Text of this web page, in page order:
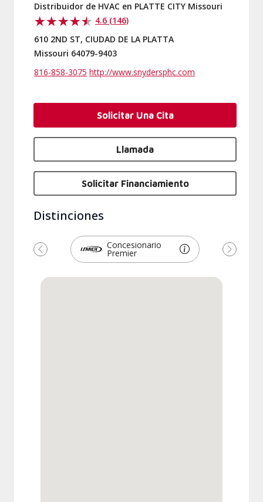
Distribuidor de HVAC en PLATTE CITY Missouri
4.6 (146)
610 2ND ST, CIUDAD DE LA PLATTA
Missouri 64079-9403
816-858-3075 http://www.snydersphc.com
Solicitar Una Cita
Llamada
Solicitar Financiamiento
Distinciones
Concesionario
Premier
Anterior